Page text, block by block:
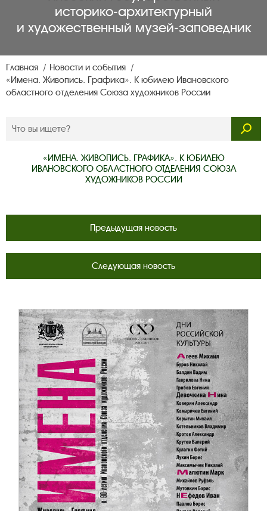
историко‑архитектурный
и художественный музей‑заповедник
Главная
Новости и события
«Имена. Живопись. Графика». К юбилею Ивановского
областного отделения Союза художников России
«ИМЕНА. ЖИВОПИСЬ. ГРАФИКА». К ЮБИЛЕЮ
ИВАНОВСКОГО ОБЛАСТНОГО ОТДЕЛЕНИЯ СОЮЗА
ХУДОЖНИКОВ РОССИИ
Предыдущая новость
Следующая новость